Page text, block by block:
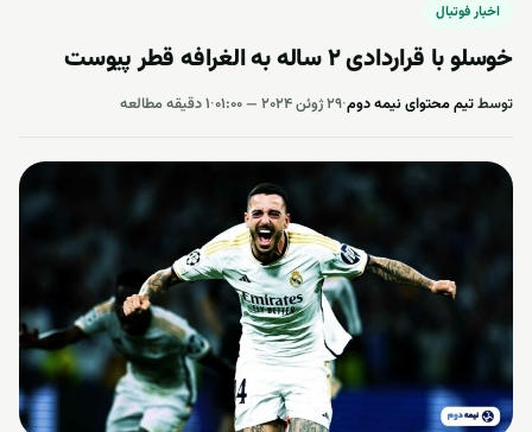
اخبار فوتبال
خوسلو با قراردادی 2 ساله به الغرافه قطر پیوست
توسطتیم محتوای نیمه دوم·۲۹ ژوئن ۲۰۲۴ — ۰۱:۰۰ ·۱ دقیقه مطالعه